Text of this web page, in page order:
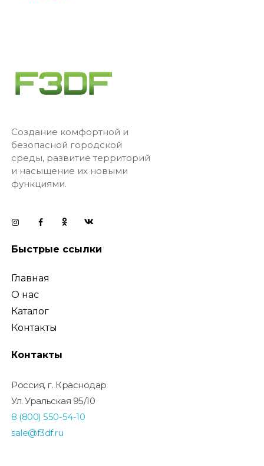
Создание комфортной и
безопасной городской
среды, развитие территорий
и насыщение их новыми
функциями.
Быстрые ссылки
Главная
О нас
Каталог
Контакты
Контакты
Россия, г. Краснодар
Ул. Уральская 95/10
8 (800) 550-54-10
sale@f3df.ru